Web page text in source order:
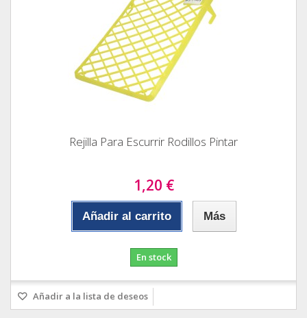
Rejilla Para Escurrir Rodillos Pintar
1,20 €
Añadir al carrito Más
En stock
Añadir a la lista de deseos